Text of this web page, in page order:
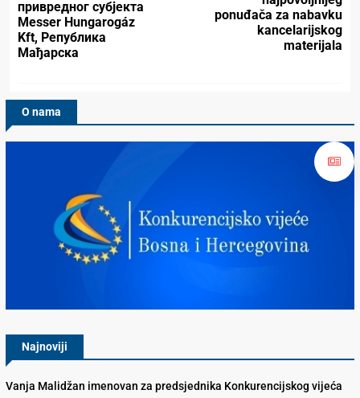
привредног субјекта
Messer Hungarogáz
Kft, Република
Мађарска
ponuđača za nabavku
kancelarijskog
materijala
O nama
Najnoviji
Vanja Malidžan imenovan za predsjednika Konkurencijskog vijeća